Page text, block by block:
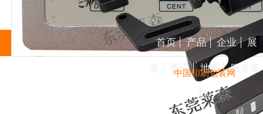
首页 产品 企业 展
资讯 地图 服务条
款
中国印刷包装网